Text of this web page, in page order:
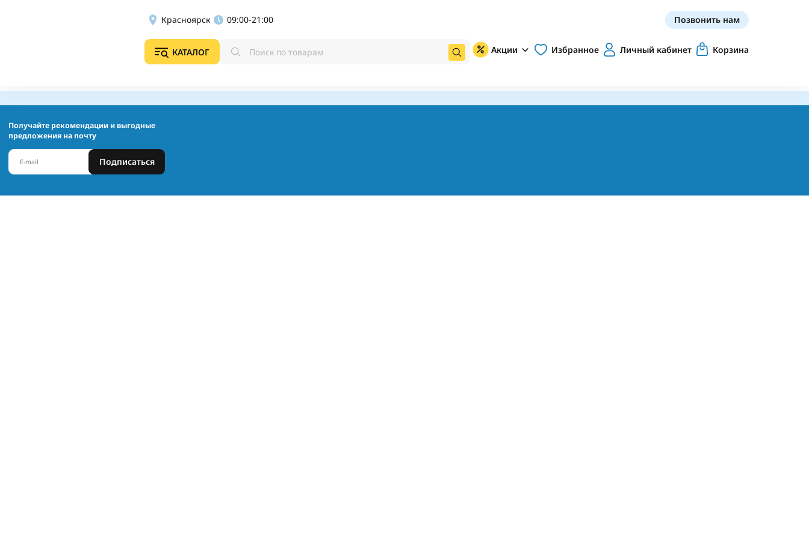
Красноярск 09:00-21:00 Позвонить нам
КАТАЛОГ Акции Избранное Личный кабинет Корзина
Получайте рекомендации и выгодные
предложения на почту
Подписаться